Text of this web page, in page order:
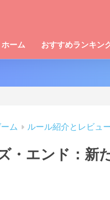
ホーム おすすめランキン
ム ルール紹介とレビュ
・エンド：新